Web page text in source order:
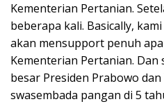
Kementerian Pertanian.
beberapa kali. Basically,
akan mensupport penuh
Kementerian Pertanian.
besar Presiden Prabowo
swasembada pangan di 5